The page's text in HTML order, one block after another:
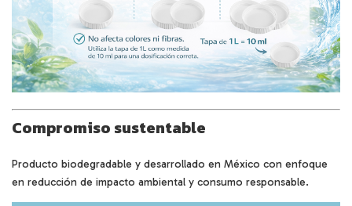
Compromiso sustentable
Producto biodegradable y desarrollado en México con enfoque
en reducción de impacto ambiental y consumo responsable.